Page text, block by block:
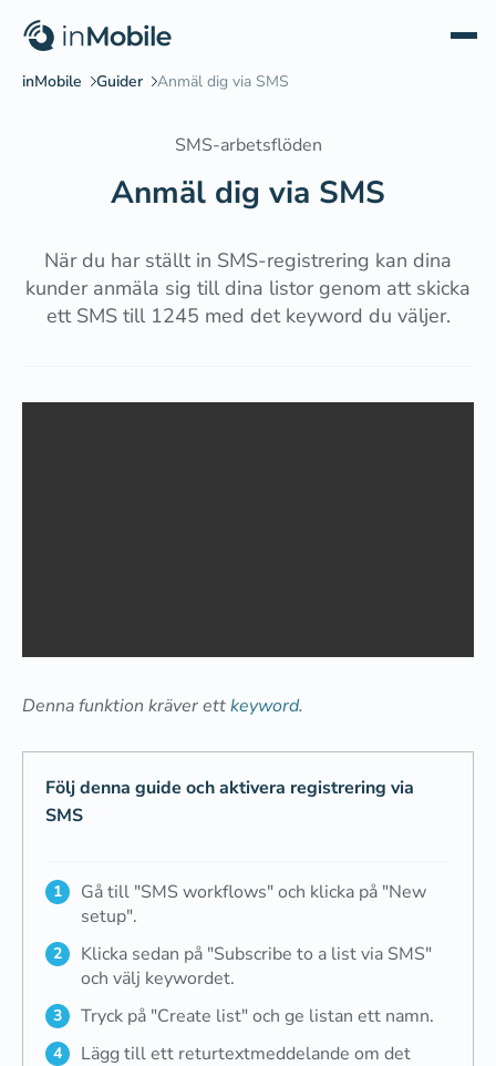
SMS-arbetsflöden
Anmäl dig via SMS
När du har ställt in SMS-registrering kan dina
kunder anmäla sig till dina listor genom att skicka
ett SMS till 1245 med det keyword du väljer.
Denna funktion kräver ettkeyword.
Följ denna guide och aktivera registrering via
SMS
Gå till "SMS workflows" och klicka på "New
setup".
Klicka sedan på "Subscribe to a list via SMS"
och välj keywordet.
Tryck på "Create list" och ge listan ett namn.
Lägg till ett returtextmeddelande om det